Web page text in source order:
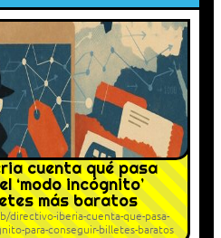
cuenta qué pasa
‘modo incógnito’
más baratos
directivo-iberia-cuenta-que-pasa-
para-conseguir-billetes-baratos